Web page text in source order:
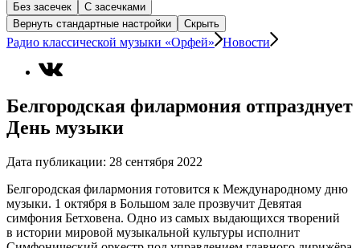
Без засечек
С засечками
Вернуть стандартные настройки
Скрыть
Радио классической музыки «Орфей» Новости
Белгородская филармония отпразднует
День музыки
Дата публикации: 28 сентября 2022
Белгородская филармония готовится к Международному дню
музыки. 1 октября в Большом зале прозвучит Девятая
симфония Бетховена. Одно из самых выдающихся творений
в истории мировой музыкальной культуры исполнит